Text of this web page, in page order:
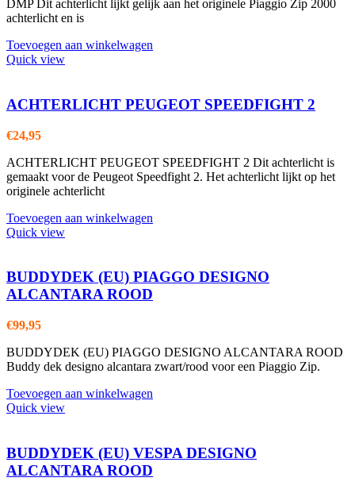
DMP Dit achterlicht lijkt gelijk aan het originele Piaggio Zip 2000
achterlicht en is
Toevoegen aan winkelwagen
Quick view
ACHTERLICHT PEUGEOT SPEEDFIGHT 2
€24,95
ACHTERLICHT PEUGEOT SPEEDFIGHT 2 Dit achterlicht is
gemaakt voor de Peugeot Speedfight 2. Het achterlicht lijkt op het
originele achterlicht
Toevoegen aan winkelwagen
Quick view
BUDDYDEK (EU) PIAGGO DESIGNO
ALCANTARA ROOD
€99,95
BUDDYDEK (EU) PIAGGO DESIGNO ALCANTARA ROOD
Buddy dek designo alcantara zwart/rood voor een Piaggio Zip.
Toevoegen aan winkelwagen
Quick view
BUDDYDEK (EU) VESPA DESIGNO
ALCANTARA ROOD